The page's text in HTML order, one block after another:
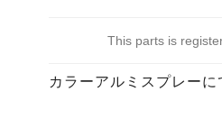
This parts is
カラーアルミスプレーに